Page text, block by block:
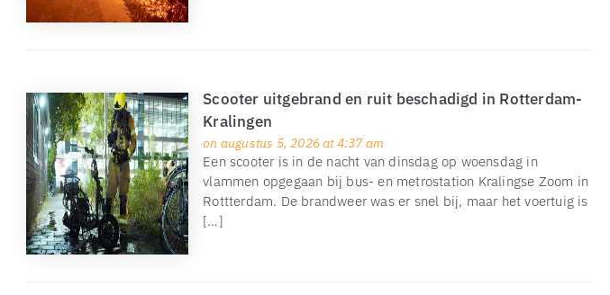
Scooter uitgebrand en ruit beschadigd in Rotterdam-
Kralingen
on augustus 5, 2026 at 4:37 am
Een scooter is in de nacht van dinsdag op woensdag in
vlammen opgegaan bij bus- en metrostation Kralingse Zoom in
Rottterdam. De brandweer was er snel bij, maar het voertuig is
[…]